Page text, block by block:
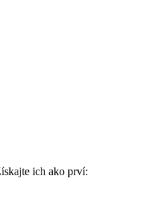
ich ako prví: